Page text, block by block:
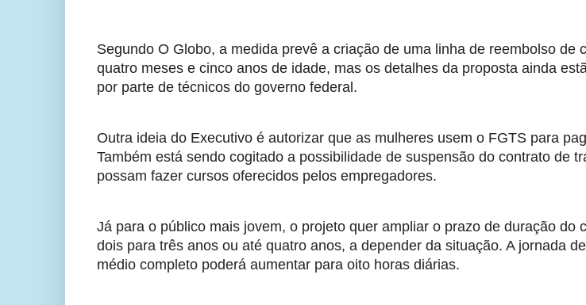
Segundo O Globo, a medida prevê a criação de uma linha de reembolso de
quatro meses e cinco anos de idade, mas os detalhes da proposta ainda
por parte de técnicos do governo federal.
Outra ideia do Executivo é autorizar que as mulheres usem o FGTS para
Também está sendo cogitado a possibilidade de suspensão do contrato de
possam fazer cursos oferecidos pelos empregadores.
Já para o público mais jovem, o projeto quer ampliar o prazo de duração do
dois para três anos ou até quatro anos, a depender da situação. A jornada
médio completo poderá aumentar para oito horas diárias.